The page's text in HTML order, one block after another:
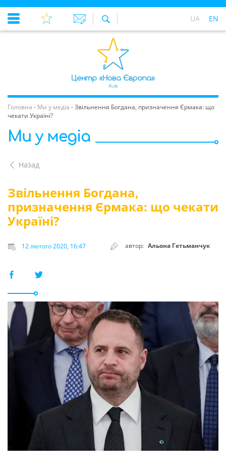
UA EN
Головна - Ми у медіа -Звільнення Богдана, призначення Єрмака: що
чекати Україні?
Ми у медіа
Назад
Звільнення Богдана,
призначення Єрмака: що чекати
Україні?
12 лютого 2020, 16:47 автор: Альона Гетьманчук